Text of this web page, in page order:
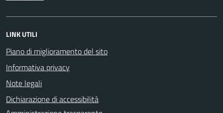
LINK UTILI
Piano di miglioramento del sito
Informativa privacy
Note legali
Dichiarazione di accessibilità